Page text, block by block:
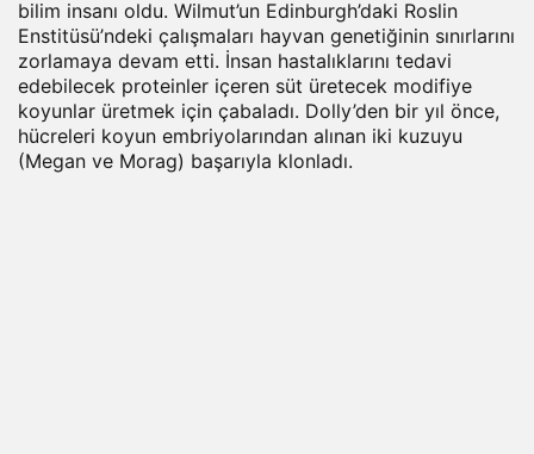
bilim insanı oldu. Wilmut’un Edinburgh’daki Roslin
Enstitüsü’ndeki çalışmaları hayvan genetiğinin sınırlarını
zorlamaya devam etti. İnsan hastalıklarını tedavi
edebilecek proteinler içeren süt üretecek modifiye
koyunlar üretmek için çabaladı. Dolly’den bir yıl önce,
hücreleri koyun embriyolarından alınan iki kuzuyu
(Megan ve Morag) başarıyla klonladı.